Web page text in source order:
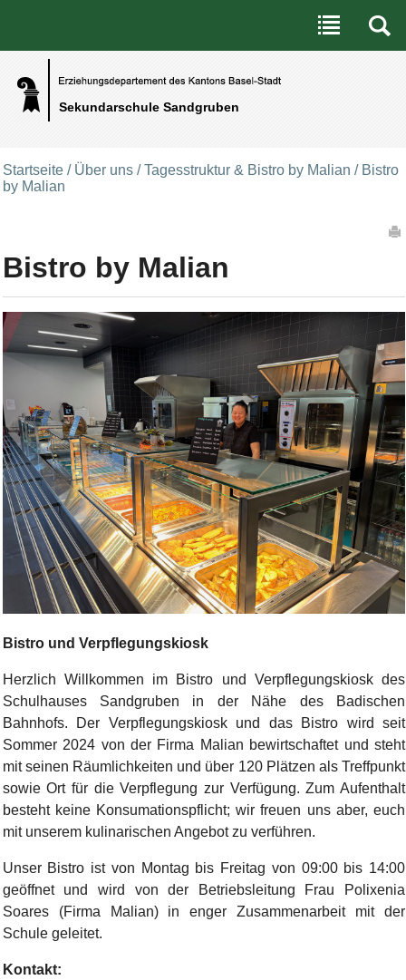
Sekundarschule Sandgruben
Benutzerspezifische Werkzeuge
Direkt zum Inhalt|Direkt zur Navigation
Startseite / Über uns /Tagesstruktur & Bistro by Malian / Bistro
by Malian
Bistro by Malian
Bistro und Verpflegungskiosk
Herzlich Willkommen im Bistro und Verpflegungskiosk des
Schulhauses Sandgruben in der Nähe des Badischen
Bahnhofs. Der Verpflegungskiosk und das Bistro wird seit
Sommer 2024 von der Firma Malian bewirtschaftet und steht
mit seinen Räumlichkeiten und über 120 Plätzen als Treffpunkt
sowie Ort für die Verpflegung zur Verfügung. Zum Aufenthalt
besteht keine Konsumationspflicht; wir freuen uns aber, euch
mit unserem kulinarischen Angebot zu verführen.
Unser Bistro ist von Montag bis Freitag von 09:00 bis 14:00
geöffnet und wird von der Betriebsleitung Frau Polixenia
Soares (Firma Malian) in enger Zusammenarbeit mit der
Schule geleitet.
Kontakt: